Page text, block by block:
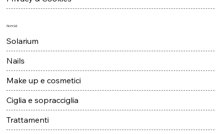
Servizi
Solarium
Nails
Make up e cosmetici
Ciglia e sopracciglia
Trattamenti